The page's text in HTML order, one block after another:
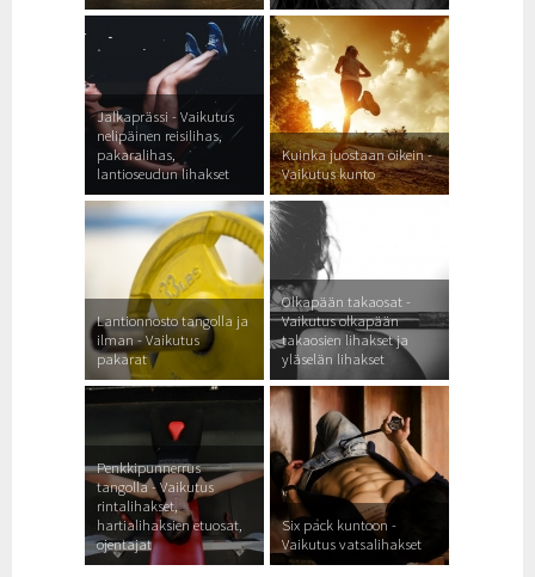
Jalkaprässi - Vaikutus
nelipäinen reisilihas,
pakaralihas,
lantioseudun lihakset
Kuinka juostaan oikein -
Vaikutus kunto
Lantionnosto tangolla ja
ilman - Vaikutus
pakarat
Olkapään takaosat -
Vaikutus olkapään
takaosien lihakset ja
yläselän lihakset
Penkkipunnerrus
tangolla - Vaikutus
rintalihakset,
hartialihaksien etuosat,
ojentajat
Six pack kuntoon -
Vaikutus vatsalihakset